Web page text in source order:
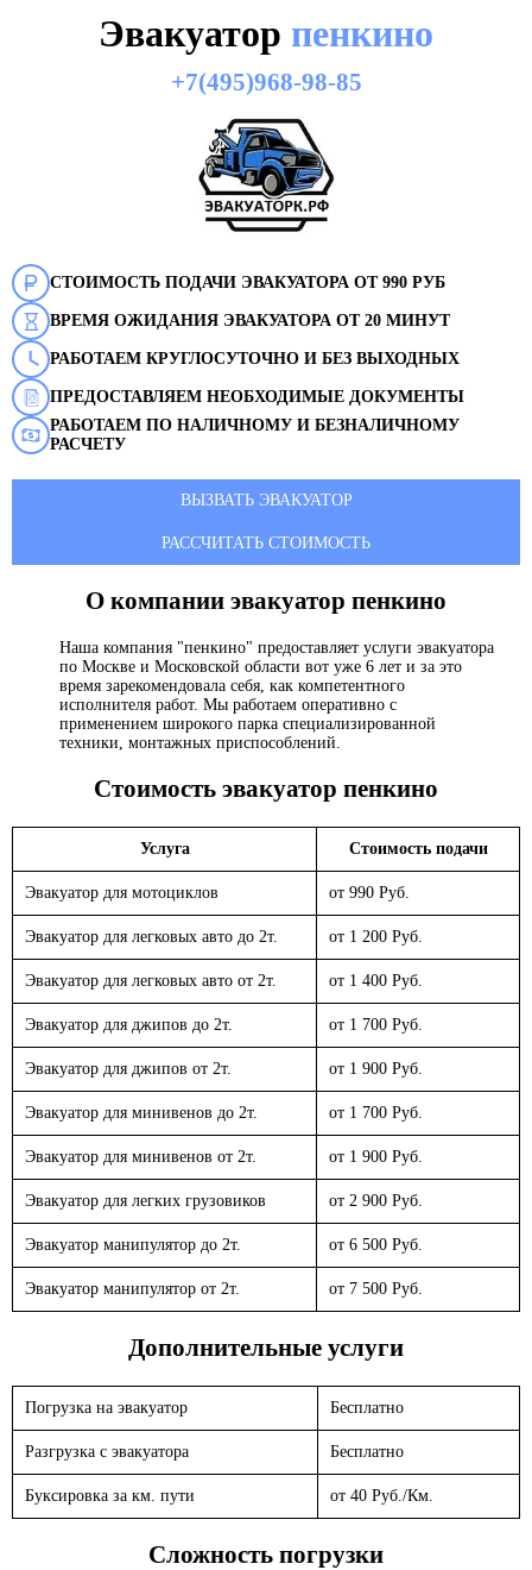
Эвакуатор пенкино
+7(495)968-98-85
СТОИМОСТЬ ПОДАЧИ ЭВАКУАТОРА ОТ 990 РУБ
ВРЕМЯ ОЖИДАНИЯ ЭВАКУАТОРА ОТ 20 МИНУТ
РАБОТАЕМ КРУГЛОСУТОЧНО И БЕЗ ВЫХОДНЫХ
ПРЕДОСТАВЛЯЕМ НЕОБХОДИМЫЕ ДОКУМЕНТЫ
РАБОТАЕМ ПО НАЛИЧНОМУ И БЕЗНАЛИЧНОМУ
РАСЧЕТУ
ВЫЗВАТЬ ЭВАКУАТОР
РАССЧИТАТЬ СТОИМОСТЬ
О компании эвакуатор пенкино
Наша компания "пенкино" предоставляет услуги эвакуатора
по Москве и Московской области вот уже 6 лет и за это
время зарекомендовала себя, как компетентного
исполнителя работ. Мы работаем оперативно с
применением широкого парка специализированной
техники, монтажных приспособлений.
Стоимость эвакуатор пенкино
Услуга Стоимость подачи
Эвакуатор для мотоциклов от 990 Руб.
Эвакуатор для легковых авто до 2т. от 1 200 Руб.
Эвакуатор для легковых авто от 2т. от 1 400 Руб.
Эвакуатор для джипов до 2т. от 1 700 Руб.
Эвакуатор для джипов от 2т. от 1 900 Руб.
Эвакуатор для минивенов до 2т. от 1 700 Руб.
Эвакуатор для минивенов от 2т. от 1 900 Руб.
Эвакуатор для легких грузовиков от 2 900 Руб.
Эвакуатор манипулятор до 2т. от 6 500 Руб.
Эвакуатор манипулятор от 2т. от 7 500 Руб.
Дополнительные услуги
Погрузка на эвакуатор Бесплатно
Разгрузка с эвакуатора Бесплатно
Буксировка за км. пути от 40 Руб./Км.
Сложность погрузки